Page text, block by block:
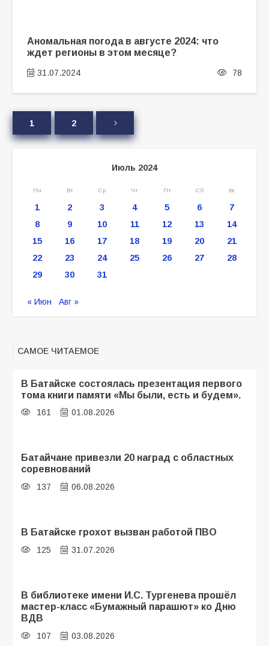
Аномальная погода в августе 2024: что
ждет регионы в этом месяце?
31.07.2024 78
1 2
Июль 2024
Пн Вт Ср Чт Пт Сб Вс
1 2 3 4 5 6
7
8
9 10 11 12 13
14
15
16 17 18 19 20
21
22
23 24 25 26 27
28
29
30 31
« Июн Авг »
САМОЕ ЧИТАЕМОЕ
В Батайске состоялась презентация первого
тома книги памяти «Мы были, есть и будем».
161 01.08.2026
Батайчане привезли 20 наград с областных
соревнований
137 06.08.2026
В Батайске грохот вызван работой ПВО
125 31.07.2026
В библиотеке имени И.С. Тургенева прошёл
мастер-класс «Бумажный парашют» ко Дню
ВДВ
107 03.08.2026